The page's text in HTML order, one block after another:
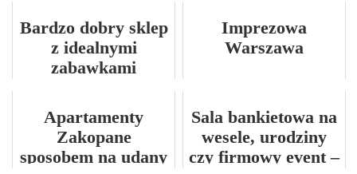
Bardzo dobry sklep
z idealnymi
zabawkami
Imprezowa
Warszawa
Apartamenty
Zakopane
sposobem na udany
Sala bankietowa na
wesele, urodziny
czy firmowy event –